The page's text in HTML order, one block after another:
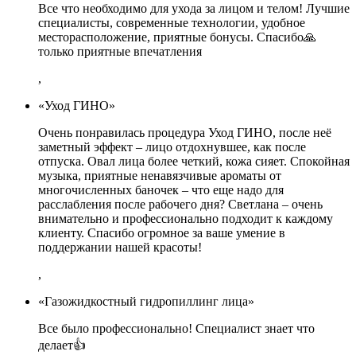
Все что необходимо для ухода за лицом и телом! Лучшие
специалисты, современные технологии, удобное
месторасположение, приятные бонусы. Спасибо🙏
только приятные впечатления
,
«Уход ГИНО»
Очень понравилась процедура Уход ГИНО, после неё
заметный эффект – лицо отдохнувшее, как после
отпуска. Овал лица более четкий, кожа сияет. Спокойная
музыка, приятные ненавязчивые ароматы от
многочисленных баночек – что еще надо для
расслабления после рабочего дня? Светлана – очень
внимательно и профессионально подходит к каждому
клиенту. Спасибо огромное за ваше умение в
поддержании нашей красоты!
,
«Газожидкостный гидропиллинг лица»
Все было профессионально! Специалист знает что
делает👍